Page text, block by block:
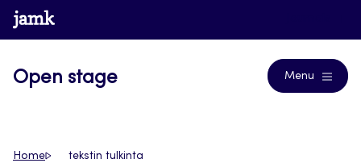
Siirry
suoraan
www.jamk.fi
Open stage Menu
Home tekstin tulkinta